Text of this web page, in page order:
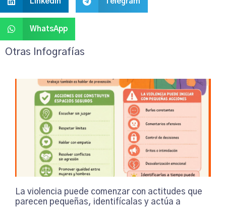
WhatsApp
Otras Infografías
La violencia puede comenzar con actitudes que
parecen pequeñas, identifícalas y actúa a